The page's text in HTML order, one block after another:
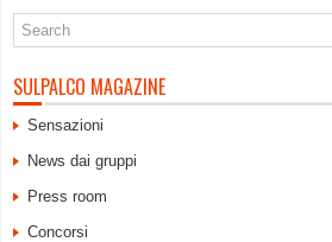
SULPALCO MAGAZINE
Sensazioni
News dai gruppi
Press room
Concorsi